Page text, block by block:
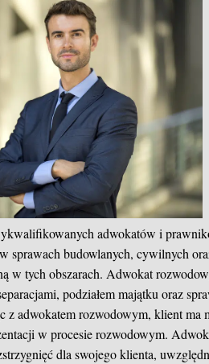
adwokatów i
sprawach budowlanych, cywilnych
w tych obszarach. Adwokat
podziałem majątku oraz
z adwokatem rozwodowym, klient ma
w procesie rozwodowym.
dla swojego klienta,